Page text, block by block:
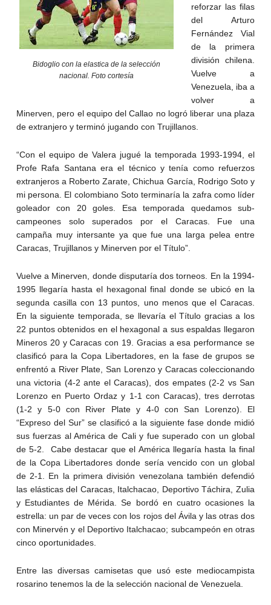
Bidoglio con la elastica de la selección
nacional. Foto cortesía
reforzar las filas
del Arturo
Fernández Vial
de la primera
división chilena.
Vuelve a
Venezuela, iba a
volver a
Minerven, pero el equipo del Callao no logró liberar una plaza
de extranjero y terminó jugando con Trujillanos.
“Con el equipo de Valera jugué la temporada 1993-1994, el
Profe Rafa Santana era el técnico y tenía como refuerzos
extranjeros a Roberto Zarate, Chichua García, Rodrigo Soto y
mi persona. El colombiano Soto terminaría la zafra como líder
goleador con 20 goles. Esa temporada quedamos sub-
campeones solo superados por el Caracas. Fue una
campaña muy intersante ya que fue una larga pelea entre
Caracas, Trujillanos y Minerven por el Título”.
Vuelve a Minerven, donde disputaría dos torneos. En la 1994-
1995 llegaría hasta el hexagonal final donde se ubicó en la
segunda casilla con 13 puntos, uno menos que el Caracas.
En la siguiente temporada, se llevaría el Título gracias a los
22 puntos obtenidos en el hexagonal a sus espaldas llegaron
Mineros 20 y Caracas con 19. Gracias a esa performance se
clasificó para la Copa Libertadores, en la fase de grupos se
enfrentó a River Plate, San Lorenzo y Caracas coleccionando
una victoria (4-2 ante el Caracas), dos empates (2-2 vs San
Lorenzo en Puerto Ordaz y 1-1 con Caracas), tres derrotas
(1-2 y 5-0 con River Plate y 4-0 con San Lorenzo). El
“Expreso del Sur” se clasificó a la siguiente fase donde midió
sus fuerzas al América de Cali y fue superado con un global
de 5-2. Cabe destacar que el América llegaría hasta la final
de la Copa Libertadores donde sería vencido con un global
de 2-1. En la primera división venezolana también defendió
las elásticas del Caracas, Italchacao, Deportivo Táchira, Zulia
y Estudiantes de Mérida. Se bordó en cuatro ocasiones la
estrella: un par de veces con los rojos del Ávila y las otras dos
con Minervén y el Deportivo Italchacao; subcampeón en otras
cinco oportunidades.
Entre las diversas camisetas que usó este mediocampista
rosarino tenemos la de la selección nacional de Venezuela.